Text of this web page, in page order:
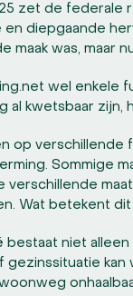
zet de federale
diepgaande
maak was, maar
wel enkele
al kwetsbaar zijn,
op verschillende
Sommige
verschillende
Wat betekent
bestaat niet
gezinssituatie